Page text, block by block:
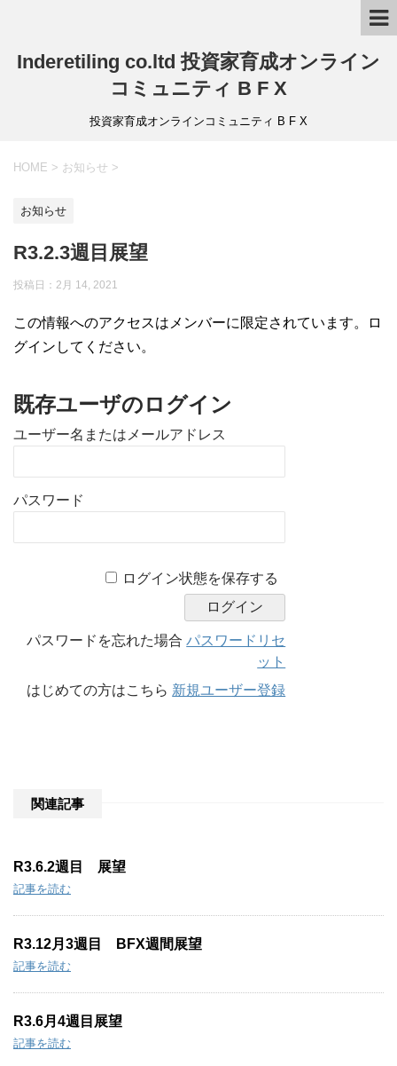
Inderetiling co.ltd 投資家育成オンライン
コミュニティ B F X
投資家育成オンラインコミュニティ B F X
HOME > お知らせ >
お知らせ
R3.2.3週目展望
投稿日：2月 14, 2021
この情報へのアクセスはメンバーに限定されています。ロ
グインしてください。
既存ユーザのログイン
ユーザー名またはメールアドレス
パスワード
ログイン状態を保存する
パスワードを忘れた場合パスワードリセ
ット
はじめての方はこちら 新規ユーザー登録
関連記事
R3.6.2週目 展望
記事を読む
R3.12月3週目 BFX週間展望
記事を読む
R3.6月4週目展望
記事を読む